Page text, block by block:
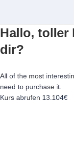
Hallo, toller
dir?
All of the most
need to purchase it.
Kurs abrufen 13.104€